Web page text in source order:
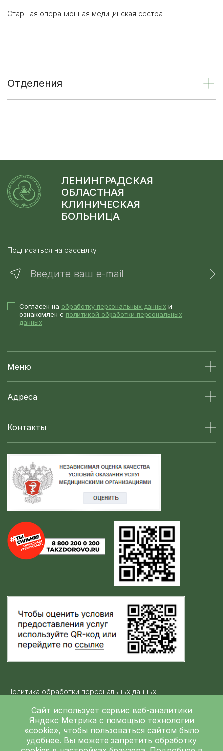
Старшая операционная медицинская сестра
Отделения
Сайт использует сервис веб-аналитики
Яндекс Метрика с помощью технологии
«cookie», чтобы пользоваться сайтом было
удобнее. Вы можете запретить обработку
ЛЕНИНГРАДСКАЯ
ОБЛАСТНАЯ
КЛИНИЧЕСКАЯ
БОЛЬНИЦА
Подписаться на рассылку
Введите ваш e-mail
Согласен на обработку персональных данных и
ознакомлен с политикой обработки персональных
данных
Меню
Адреса
Контакты
Политика обработки персональных данных
Независимая оценка качества
ГБУЗ ЛОКБ © 2026